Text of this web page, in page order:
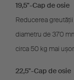
19,5"-Cap de osie
Reducerea
diametru de 370
circa 50 kg mai
22,5"-Cap de osie